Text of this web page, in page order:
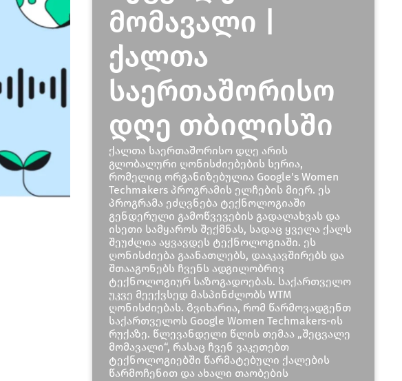
მომავალი |
ქალთა
საერთაშორისო
დღე თბილისში
ქალთა საერთაშორისო დღე არის
გლობალური ღონისძიებების სერია,
რომელიც ორგანიზებულია Google's Women
Techmakers პროგრამის ელჩების მიერ. ეს
პროგრამა ეძღვნება ტექნოლოგიაში
გენდერული გამოწვევების გადალახვას და
ისეთი სამყაროს შექმნას, სადაც ყველა ქალს
შეუძლია აყვავდეს ტექნოლოგიაში. ეს
ღონისძიება გაანათლებს, დააკავშირებს და
შთააგონებს ჩვენს ადგილობრივ
ტექნოლოგიურ საზოგადოებას. Საქართველო
უკვე მეექვსედ მასპინძლობს WTM
ღონისძიებას. Გვიხარია, რომ წარმოვადგენთ
საქართველოს Google Women Techmakers-ის
რუქაზე. წლევანდელი წლის თემაა „შეცვალე
მომავალი“, რასაც ჩვენ ვაკეთებთ
ტექნოლოგიებში წარმატებული ქალების
წარმოჩენით და ახალი თაობების